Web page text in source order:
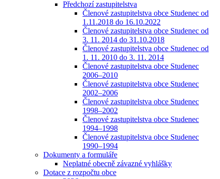
Předchozí zastupitelstva
Členové zastupitelstva obce Studenec od
1.11.2018 do 16.10.2022
Členové zastupitelstva obce Studenec od
3. 11. 2014 do 31.10.2018
Členové zastupitelstva obce Studenec od
1. 11. 2010 do 3. 11. 2014
Členové zastupitelstva obce Studenec
2006–2010
Členové zastupitelstva obce Studenec
2002–2006
Členové zastupitelstva obce Studenec
1998–2002
Členové zastupitelstva obce Studenec
1994–1998
Členové zastupitelstva obce Studenec
1990–1994
Dokumenty a formuláře
Neplatné obecně závazné vyhlášky
Dotace z rozpočtu obce